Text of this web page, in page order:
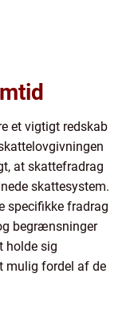
et vigtigt redskab
at skattefradrag
skattesystem.
specifikke fradrag
begrænsninger
holde sig
mulig fordel af de